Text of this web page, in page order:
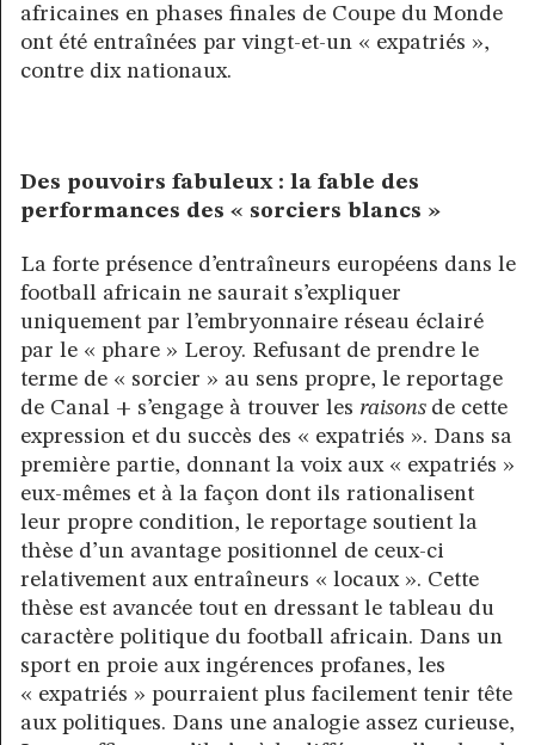
africaines en phases finales de Coupe du Monde
ont été entraînées par vingt-et-un « expatriés »,
contre dix nationaux.
Des pouvoirs fabuleux : la fable des
performances des « sorciers blancs »
La forte présence d’entraîneurs européens dans le
football africain ne saurait s’expliquer
uniquement par l’embryonnaire réseau éclairé
par le « phare » Leroy. Refusant de prendre le
terme de « sorcier » au sens propre, le reportage
de Canal + s’engage à trouver les raisons de cette
expression et du succès des « expatriés ». Dans sa
première partie, donnant la voix aux « expatriés »
eux-mêmes et à la façon dont ils rationalisent
leur propre condition, le reportage soutient la
thèse d’un avantage positionnel de ceux-ci
relativement aux entraîneurs « locaux ». Cette
thèse est avancée tout en dressant le tableau du
caractère politique du football africain. Dans un
sport en proie aux ingérences profanes, les
« expatriés » pourraient plus facilement tenir tête
aux politiques. Dans une analogie assez curieuse,